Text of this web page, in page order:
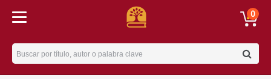
0
Username